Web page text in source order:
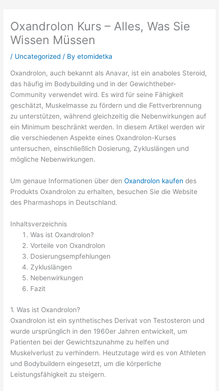
Oxandrolon Kurs – Alles, Was Sie
Wissen Müssen
/ Uncategorized / Byetomidetka
Oxandrolon, auch bekannt als Anavar, ist ein anaboles Steroid,
das häufig im Bodybuilding und in der Gewichtheber-
Community verwendet wird. Es wird für seine Fähigkeit
geschätzt, Muskelmasse zu fördern und die Fettverbrennung
zu unterstützen, während gleichzeitig die Nebenwirkungen auf
ein Minimum beschränkt werden. In diesem Artikel werden wir
die verschiedenen Aspekte eines Oxandrolon-Kurses
untersuchen, einschließlich Dosierung, Zykluslängen und
mögliche Nebenwirkungen.
Um genaue Informationen über denOxandrolon kaufen des
Produkts Oxandrolon zu erhalten, besuchen Sie die Website
des Pharmashops in Deutschland.
Inhaltsverzeichnis
Was ist Oxandrolon?
Vorteile von Oxandrolon
Dosierungsempfehlungen
Zykluslängen
Nebenwirkungen
Fazit
1. Was ist Oxandrolon?
Oxandrolon ist ein synthetisches Derivat von Testosteron und
wurde ursprünglich in den 1960er Jahren entwickelt, um
Patienten bei der Gewichtszunahme zu helfen und
Muskelverlust zu verhindern. Heutzutage wird es von Athleten
und Bodybuildern eingesetzt, um die körperliche
Leistungsfähigkeit zu steigern.